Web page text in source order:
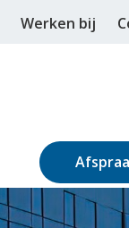
Werken bij